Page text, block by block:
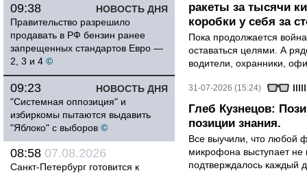
НОВОСТЬ ДНЯ
09:38
Правительство разрешило
продавать в РФ бензин ранее
запрещенных стандартов Евро —
2, 3 и 4 ©
НОВОСТЬ ДНЯ
09:23
"Системная оппозиция" и
избиркомы пытаются выдавить
"Яблоко" с выборов ©
08:58 07.08.2026
Санкт-Петербург готовится к
ракеты за тысячи
коробки у себя за
Пока продолжается
оставаться целями. А
водители, охранники,
31-07-2026 (15:24)
Глеб Кузнецов:
позиции знания.
Все выучили, что любой
микрофона выступает не
подтверждалось каждый